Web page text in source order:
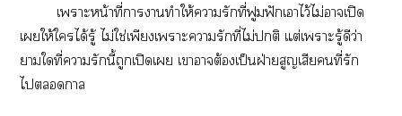
เาะหน้าที่าาทำให้ารักที่ฟูมฟักเาไว้ไม่าเปิด
เให้ใได้รู้ ไม่ใช่เพียงเาะารักที่ไม่ติ แต่เาะรู้ดีว่า
าใที่ารักนี้ถูกเปิดเ เาาต้องเป็นฝ่ายสูญเสียคนที่รัก
ไา